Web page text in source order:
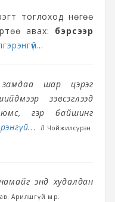
тоглоход нөгөө
авах: бэрсээр
шар цэрэг
зэвсэглээд
гэр байшинг
Л.Чойжилсүрэн.
энд худалдан
Арилшгүй мөр.